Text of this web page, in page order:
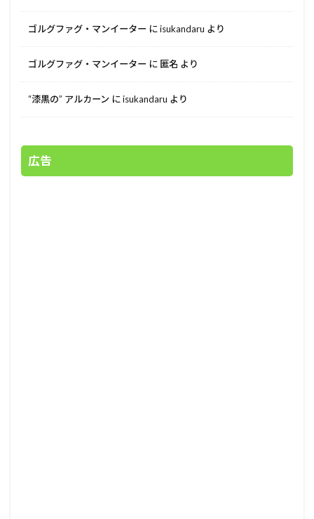
ゴルグファグ・マンイーター にisukandaru より
ゴルグファグ・マンイーター に 匿名 より
“漆黒の” アルカーン にisukandaru より
広告